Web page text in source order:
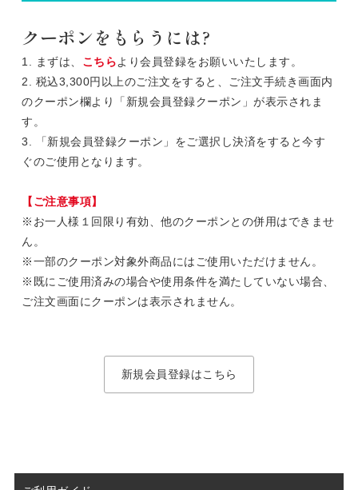
クーポンをもらうには?
1. まずは、 こちらより会員登録をお願いいたします。
2. 税込3,300円以上のご注文をすると、ご注文手続き画面内
のクーポン欄より「新規会員登録クーポン」が表示されま
す。
3. 「新規会員登録クーポン」をご選択し決済をすると今す
ぐのご使用となります。
【ご注意事項】
※お一人様１回限り有効、他のクーポンとの併用はできませ
ん。
※一部のクーポン対象外商品にはご使用いただけません。
※既にご使用済みの場合や使用条件を満たしていない場合、
ご注文画面にクーポンは表示されません。
新規会員登録はこちら